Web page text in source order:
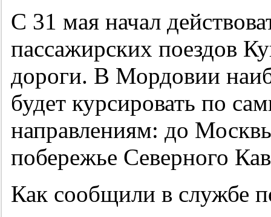
С 31 мая начал
пассажирских поездов
дороги. В Мордовии
будет курсировать по
направлениям: до
побережье Северного
Как сообщили в службе